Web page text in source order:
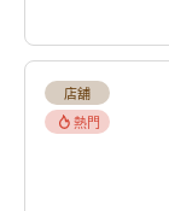
店舖
熱門